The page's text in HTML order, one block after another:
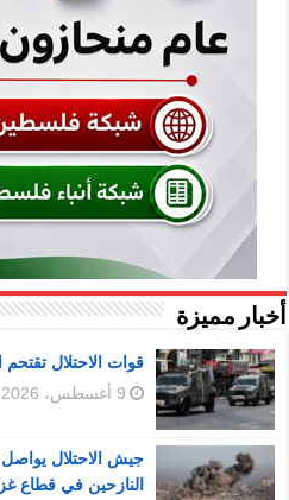
أخبار مميزة
قوات الاحتلال تقتحم
9 أغسطس، 2026
جيش الاحتلال
النازحين في قطاع